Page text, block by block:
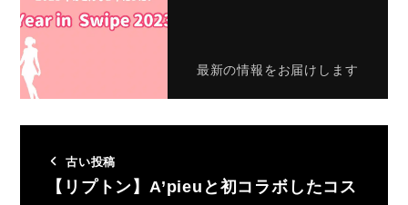
最新の情報をお届けします
古い投稿
【リプトン】A’pieuと初コラボしたコス